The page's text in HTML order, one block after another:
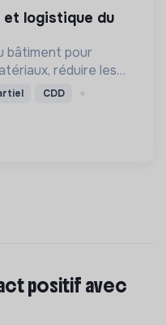
bâtiment pour
réduire les
circulaire
locaux.
CDD
positif avec